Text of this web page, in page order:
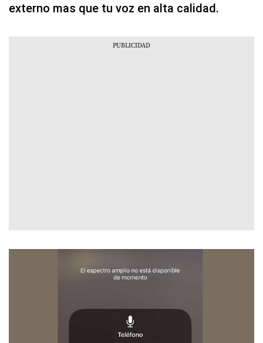
externo mas que tu voz en alta calidad.